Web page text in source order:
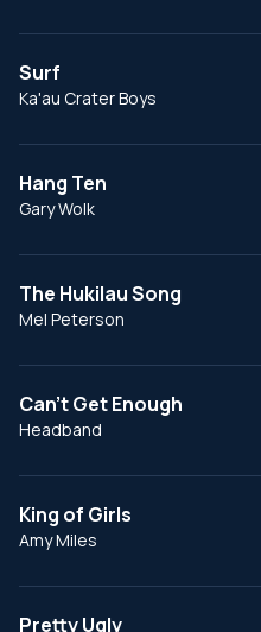
Surf
Ka'au Crater Boys
Hang Ten
Gary Wolk
The Hukilau Song
Mel Peterson
Can't Get Enough
Headband
King of Girls
Amy Miles
Pretty Ugly